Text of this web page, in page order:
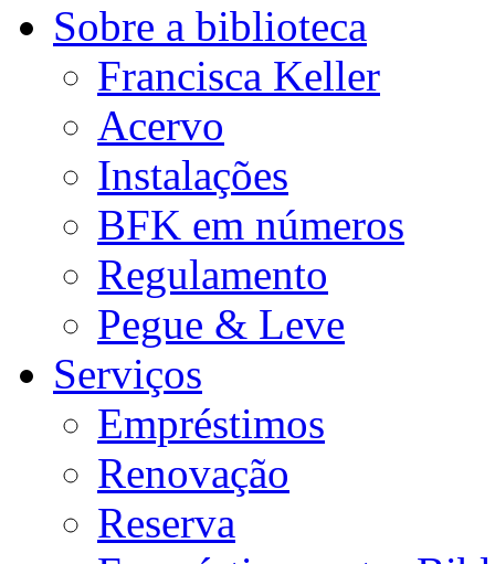
Sobre a biblioteca
Francisca Keller
Acervo
Instalações
BFK em números
Regulamento
Pegue & Leve
Serviços
Empréstimos
Renovação
Reserva